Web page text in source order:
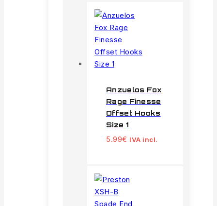
Anzuelos Fox
Rage Finesse
Offset Hooks
Size 1
5.99€ IVA incl.